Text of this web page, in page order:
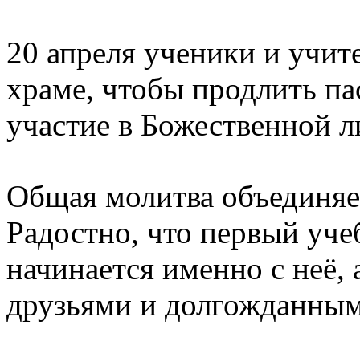
20 апреля ученики и
храме, чтобы продлить
участие в Божественной
Общая молитва
Радостно, что первый
начинается именно с неё,
друзьями и